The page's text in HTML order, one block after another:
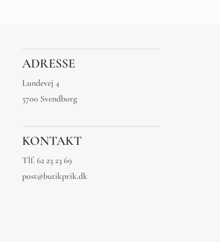
ADRESSE
Lundevej 4
5700 Svendborg
KONTAKT
Tlf. 62 23 23 69
post@butikprik.dk